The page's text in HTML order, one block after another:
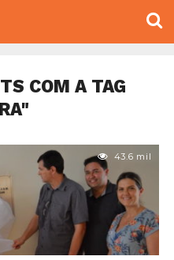
COM A TAG
43.6 mil